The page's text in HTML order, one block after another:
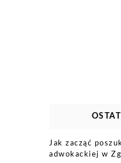
Jak zacząć
adwokackiej w